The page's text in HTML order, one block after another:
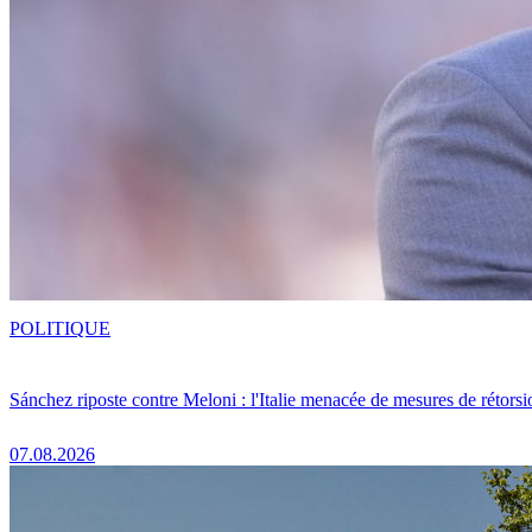
Sánchez riposte contre Meloni : l'Italie menacée de mesures de
07.08.2026
POLITIQUE